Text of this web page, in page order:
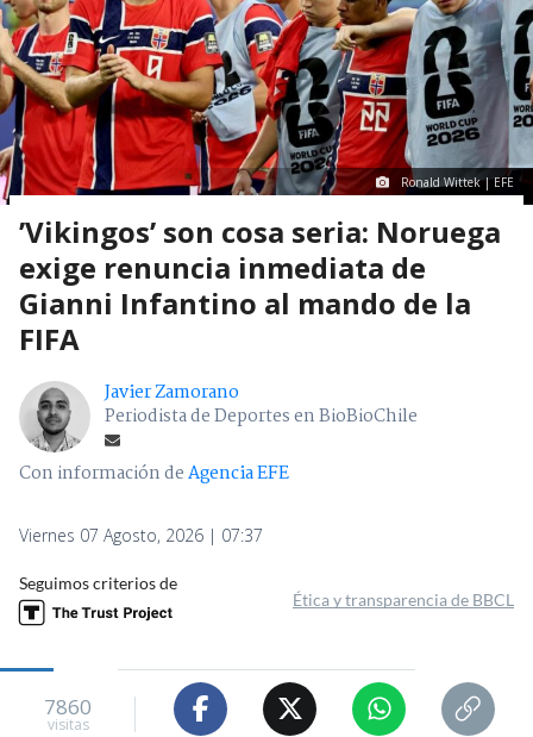
Ronald Wittek | EFE
’Vikingos’ son cosa seria: Noruega
exige renuncia inmediata de
Gianni Infantino al mando de la
FIFA
Javier Zamorano
Periodista de Deportes en BioBioChile
Con información deAgencia EFE
Viernes 07 Agosto, 2026 | 07:37
Seguimos criterios de
Ética y transparencia de BBCL
7860
visitas